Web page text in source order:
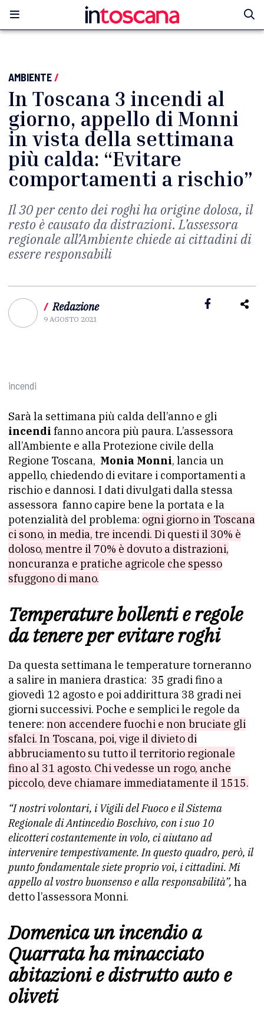
AMBIENTE/
In Toscana 3 incendi al
giorno, appello di Monni
in vista della settimana
più calda: “Evitare
comportamenti a rischio”
Il 30 per cento dei roghi ha origine dolosa, il
resto è causato da distrazioni. L’assessora
regionale all’Ambiente chiede ai cittadini di
essere responsabili
/ Redazione
9 AGOSTO 2021
incendi
Sarà la settimana più calda dell’anno e gli
incendi fanno ancora più paura. L’assessora
all’Ambiente e alla Protezione civile della
Regione Toscana, Monia Monni, lancia un
appello, chiedendo di evitare i comportamenti a
rischio e dannosi. I dati divulgati dalla stessa
assessora fanno capire bene la portata e la
potenzialità del problema: ogni giorno in Toscana
ci sono, in media, tre incendi. Di questi il 30% è
doloso, mentre il 70% è dovuto a distrazioni,
noncuranza e pratiche agricole che spesso
sfuggono di mano.
Temperature bollenti e regole
da tenere per evitare roghi
Da questa settimana le temperature torneranno
a salire in maniera drastica: 35 gradi fino a
giovedì 12 agosto e poi addirittura 38 gradi nei
giorni successivi. Poche e semplici le regole da
tenere: non accendere fuochi e non bruciate gli
sfalci. In Toscana, poi, vige il divieto di
abbruciamento su tutto il territorio regionale
fino al 31 agosto. Chi vedesse un rogo, anche
piccolo, deve chiamare immediatamente il 1515.
“I nostri volontari, i Vigili del Fuoco e il Sistema
Regionale di Antincedio Boschivo, con i suo 10
elicotteri costantemente in volo, ci aiutano ad
intervenire tempestivamente. In questo quadro, però, il
punto fondamentale siete proprio voi, i cittadini. Mi
appello al vostro buonsenso e alla responsabilità”, ha
detto l’assessora Monni.
Domenica un incendio a
Quarrata ha minacciato
abitazioni e distrutto auto e
oliveti